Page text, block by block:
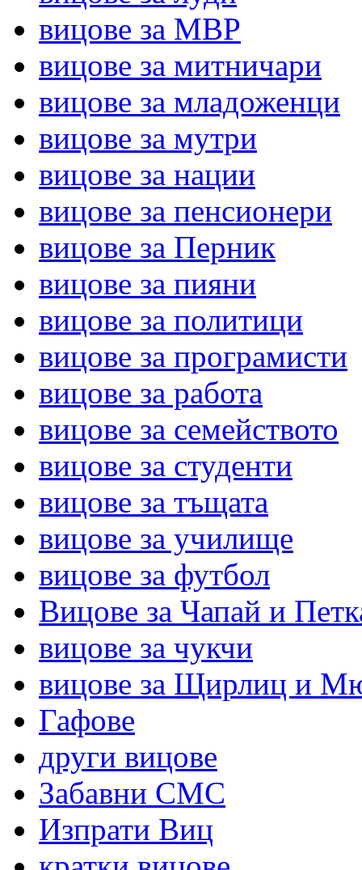
вицове за МВР
вицове за митничари
вицове за младоженци
вицове за мутри
вицове за нации
вицове за пенсионери
вицове за Перник
вицове за пияни
вицове за политици
вицове за програмисти
вицове за работа
вицове за семейството
вицове за студенти
вицове за тъщата
вицове за училище
вицове за футбол
Вицове за Чапай и
вицове за чукчи
вицове за Щирлиц и
Гафове
други вицове
Забавни СМС
Изпрати Виц